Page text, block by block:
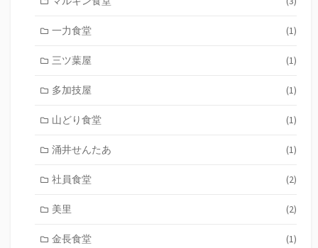
一力食堂 (1)
三ツ葉屋 (1)
多加技屋 (1)
山どり食堂 (1)
涌井せんたあ (1)
社員食堂 (2)
美里 (2)
金長食堂 (1)